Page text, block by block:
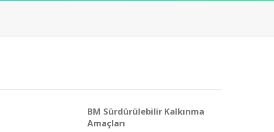
BM Sürdürülebilir Kalkınma
Amaçları